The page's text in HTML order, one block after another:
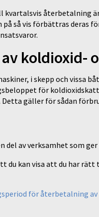
kvartalsvis återbetalning
på så vis förbättras deras
koldioxid-
i skepp och vissa
för
gäller för sådan
del av verksamhet som
du kan visa att du har
för återbetalning